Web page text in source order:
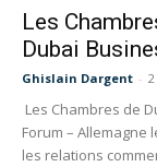
Les
Dubai
Ghislain Dargent -
Les Chambres de
Forum – Allemagne
les relations